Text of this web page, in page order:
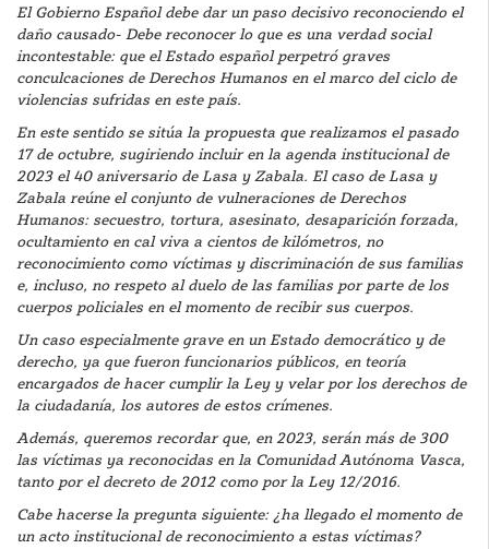
El Gobierno Español debe dar un paso decisivo reconociendo el
daño causado- Debe reconocer lo que es una verdad social
incontestable: que el Estado español perpetró graves
conculcaciones de Derechos Humanos en el marco del ciclo de
violencias sufridas en este país.
En este sentido se sitúa la propuesta que realizamos el pasado
17 de octubre, sugiriendo incluir en la agenda institucional de
2023 el 40 aniversario de Lasa y Zabala. El caso de Lasa y
Zabala reúne el conjunto de vulneraciones de Derechos
Humanos: secuestro, tortura, asesinato, desaparición forzada,
ocultamiento en cal viva a cientos de kilómetros, no
reconocimiento como víctimas y discriminación de sus familias
e, incluso, no respeto al duelo de las familias por parte de los
cuerpos policiales en el momento de recibir sus cuerpos.
Un caso especialmente grave en un Estado democrático y de
derecho, ya que fueron funcionarios públicos, en teoría
encargados de hacer cumplir la Ley y velar por los derechos de
la ciudadanía, los autores de estos crímenes.
Además, queremos recordar que, en 2023, serán más de 300
las víctimas ya reconocidas en la Comunidad Autónoma Vasca,
tanto por el decreto de 2012 como por la Ley 12/2016.
Cabe hacerse la pregunta siguiente: ¿ha llegado el momento de
un acto institucional de reconocimiento a estas víctimas?